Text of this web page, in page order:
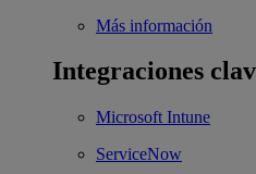
Más información
Integraciones
Microsoft Intune
ServiceNow